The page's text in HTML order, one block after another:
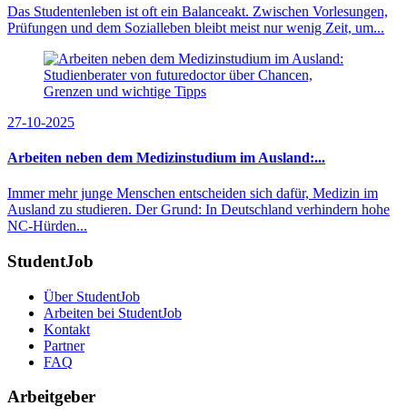
Das Studentenleben ist oft ein Balanceakt. Zwischen Vorlesungen,
Prüfungen und dem Sozialleben bleibt meist nur wenig Zeit, um...
27-10-2025
Arbeiten neben dem Medizinstudium im Ausland:...
Immer mehr junge Menschen entscheiden sich dafür, Medizin im
Ausland zu studieren. Der Grund: In Deutschland verhindern hohe
NC-Hürden...
StudentJob
Über StudentJob
Arbeiten bei StudentJob
Kontakt
Partner
FAQ
Arbeitgeber